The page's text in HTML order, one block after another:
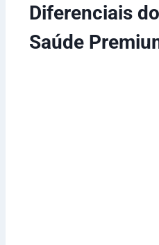
Diferenciais
Saúde